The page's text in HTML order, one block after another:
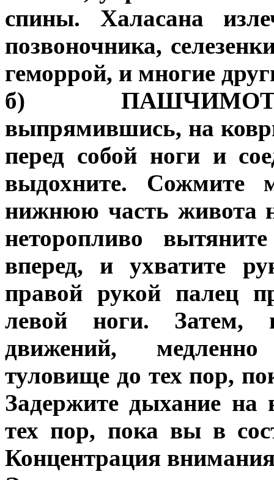
спины. Халасана
позвоночника,
геморрой, и многие
б)
выпрямившись, на
перед собой ноги и
выдохните. Сожмите
нижнюю часть живота
неторопливо
вперед, и ухватите
правой рукой палец
левой ноги. Затем,
движений,
туловище до тех пор,
Задержите дыхание на
тех пор, пока вы в
Концентрация